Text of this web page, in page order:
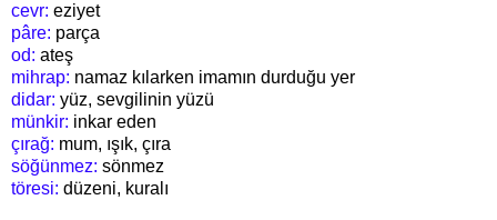
cevr: eziyet
pâre: parça
od: ateş
mihrap: namaz kılarken imamın durduğu yer
didar: yüz, sevgilinin yüzü
münkir: inkar eden
çırağ: mum, ışık, çıra
söğünmez: sönmez
töresi: düzeni, kuralı